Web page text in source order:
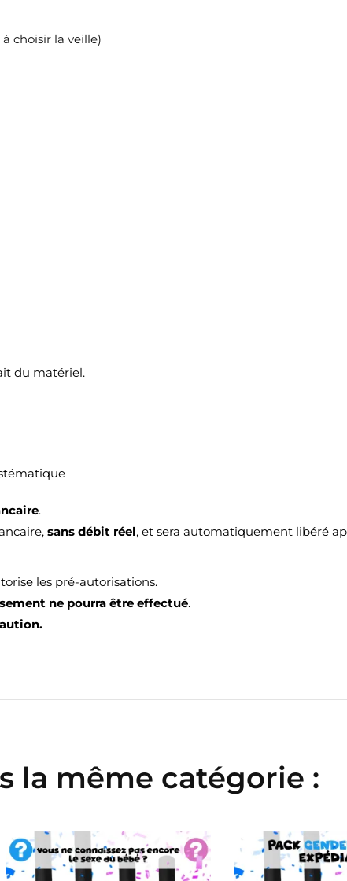
choisir la veille)
du matériel.
.
sans débit réel, et sera automatiquement libéré
les pré-autorisations.
ne pourra être effectué.
la même catégorie :